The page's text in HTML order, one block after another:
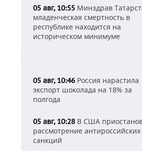
05 авг, 10:55 Минздрав
младенческая смертность в
республике находится на
историческом минимуме
05 авг, 10:46 Россия нарастила
экспорт шоколада на 18% за
полгода
05 авг, 10:28 В США
рассмотрение антироссийских
санкций